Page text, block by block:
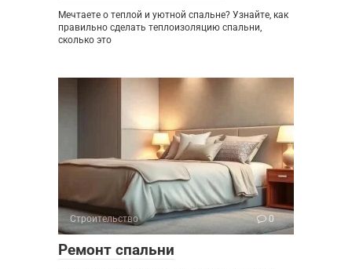
Мечтаете о теплой и уютной спальне? Узнайте, как
правильно сделать теплоизоляцию спальни,
сколько это
Строительство 0
Ремонт спальни